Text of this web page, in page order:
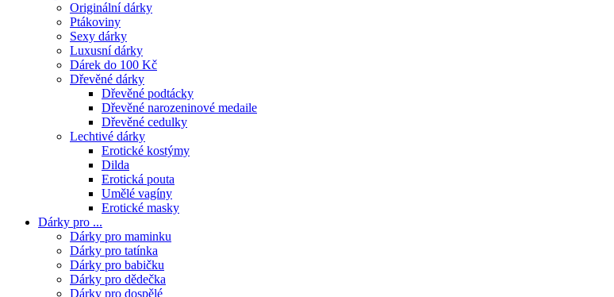
Originální dárky
Ptákoviny
Sexy dárky
Luxusní dárky
Dárek do 100 Kč
Dřevěné dárky
Dřevěné podtácky
Dřevěné narozeninové medaile
Dřevěné cedulky
Lechtivé dárky
Erotické kostýmy
Dilda
Erotická pouta
Umělé vagíny
Erotické masky
Dárky pro ...
Dárky pro maminku
Dárky pro tatínka
Dárky pro babičku
Dárky pro dědečka
Dárky pro dospělé